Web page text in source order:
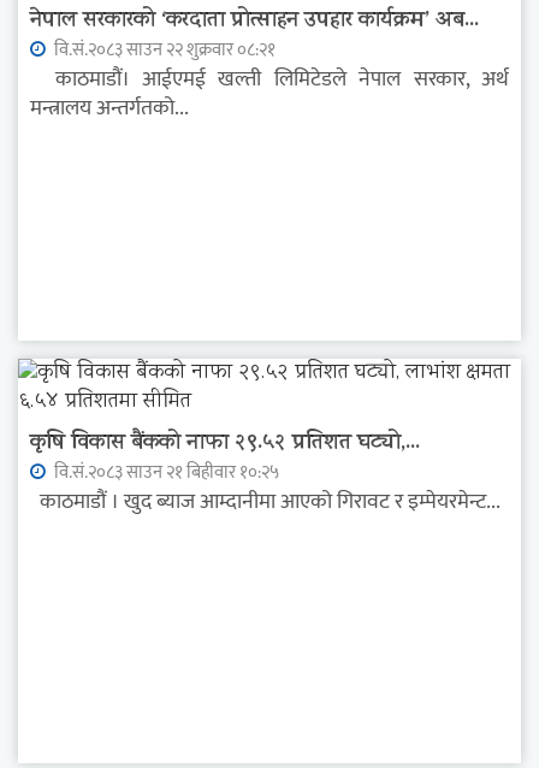
नेपाल सरकारको ‘करदाता प्रोत्साहन उपहार कार्यक्रम’ अब...
वि.सं.२०८३ साउन २२ शुक्रवार ०८:२१
काठमाडौं। आईएमई खल्ती लिमिटेडले नेपाल सरकार, अर्थ
मन्त्रालय अन्तर्गतको...
कृषि विकास बैंकको नाफा २९.५२ प्रतिशत घट्यो,...
वि.सं.२०८३ साउन २१ बिहीवार १०:२५
काठमाडौं । खुद ब्याज आम्दानीमा आएको गिरावट र इम्पेयरमेन्ट...